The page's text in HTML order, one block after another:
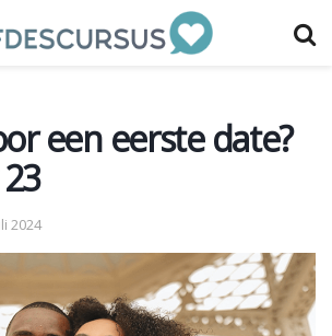
een eerste date?
2024